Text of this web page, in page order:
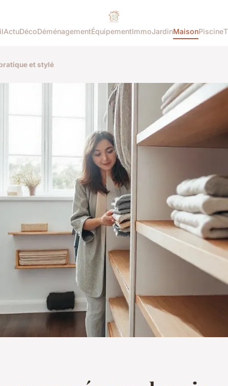
ActuDécoDéménagementÉquipementImmoJardinMaisonPiscine
et stylé